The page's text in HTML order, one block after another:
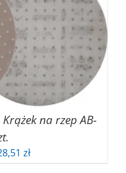
9,99 zł
na rzep AB-
złZakres